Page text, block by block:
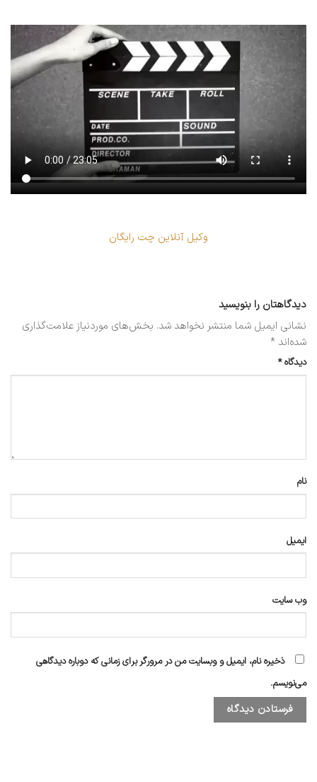
وکیل آنلاین چت رایگان
دیدگاهتان را بنویسید
نشانی ایمیل شما منتشر نخواهد شد. بخش‌های موردنیاز علامت‌گذاری
شده‌اند*
دیدگاه*
نام
ایمیل
وب‌ سایت
ذخیره نام، ایمیل و وبسایت من در مرورگر برای زمانی که دوباره دیدگاهی
می‌نویسم.